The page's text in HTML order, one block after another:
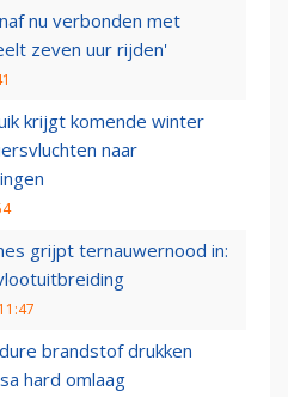
nu verbonden met
zeven uur rijden'
krijgt komende winter
naar
grijpt ternauwernood in:
brandstof drukken
hard omlaag